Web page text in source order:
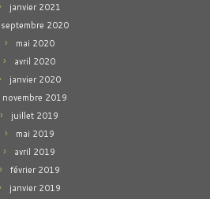
janvier 2021
septembre 2020
mai 2020
avril 2020
janvier 2020
novembre 2019
juillet 2019
mai 2019
avril 2019
février 2019
janvier 2019